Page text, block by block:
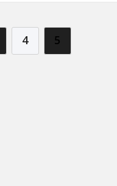
4 5